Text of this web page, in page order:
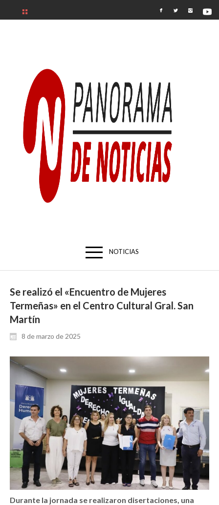
NOTICIAS
Se realizó el «Encuentro de Mujeres
Termeñas» en el Centro Cultural Gral. San
Martín
8 de marzo de 2025
Durante la jornada se realizaron disertaciones, una